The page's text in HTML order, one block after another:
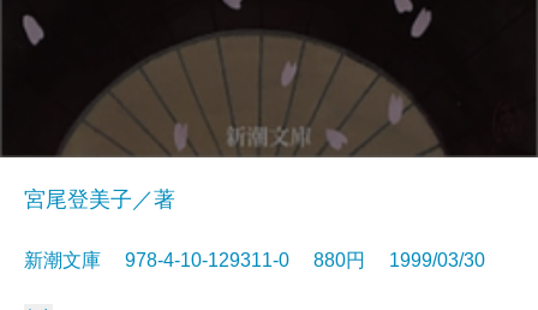
宮尾登美子／著
新潮文庫 978-4-10-129311-0 880円 1999/03/30